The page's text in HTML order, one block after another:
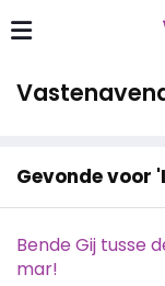
Gevonde voor
Bende Gij tusse
mar!